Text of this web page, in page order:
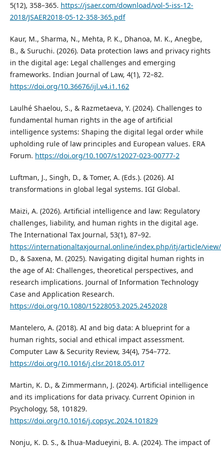
5(12), 358–365. https://jsaer.com/download/vol-5-iss-12-
2018/JSAER2018-05-12-358-365.pdf
Kaur, M., Sharma, N., Mehta, P. K., Dhanoa, M. K., Anegbe,
B., & Suruchi. (2026). Data protection laws and privacy rights
in the digital age: Legal challenges and emerging
frameworks. Indian Journal of Law, 4(1), 72–82.
https://doi.org/10.36676/ijl.v4.i1.162
Laulhé Shaelou, S., & Razmetaeva, Y. (2024). Challenges to
fundamental human rights in the age of artificial
intelligence systems: Shaping the digital legal order while
upholding rule of law principles and European values. ERA
Forum. https://doi.org/10.1007/s12027-023-00777-2
Luftman, J., Singh, D., & Tomer, A. (Eds.). (2026). AI
transformations in global legal systems. IGI Global.
Maizi, A. (2026). Artificial intelligence and law: Regulatory
challenges, liability, and human rights in the digital age.
The International Tax Journal, 53(1), 87–92.
https://internationaltaxjournal.online/index.php/itj/article/view/
D., & Saxena, M. (2025). Navigating digital human rights in
the age of AI: Challenges, theoretical perspectives, and
research implications. Journal of Information Technology
Case and Application Research.
https://doi.org/10.1080/15228053.2025.2452028
Mantelero, A. (2018). AI and big data: A blueprint for a
human rights, social and ethical impact assessment.
Computer Law & Security Review, 34(4), 754–772.
https://doi.org/10.1016/j.clsr.2018.05.017
Martin, K. D., & Zimmermann, J. (2024). Artificial intelligence
and its implications for data privacy. Current Opinion in
Psychology, 58, 101829.
https://doi.org/10.1016/j.copsyc.2024.101829
Nonju, K. D. S., & Ihua-Madueyini, B. A. (2024). The impact of